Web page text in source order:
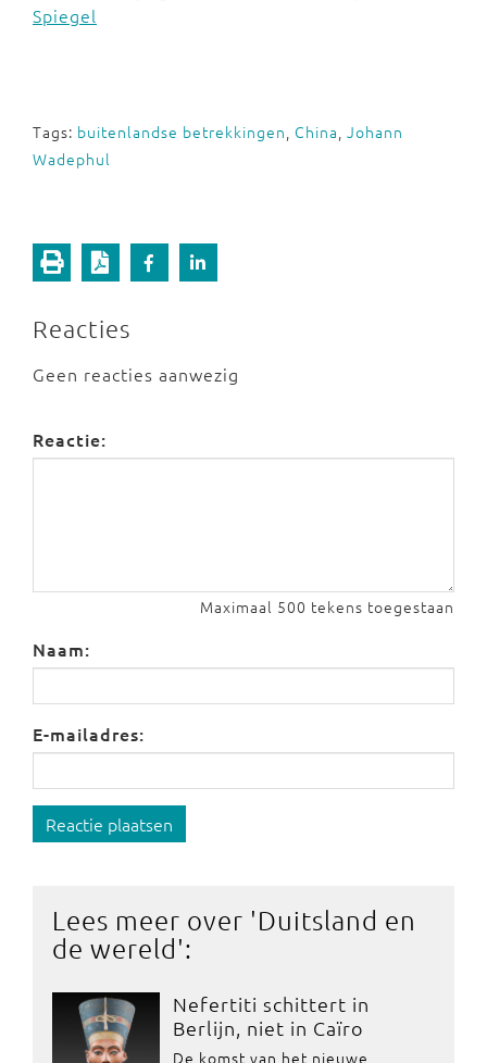
Spiegel
Tags: buitenlandse betrekkingen, China, Johann
Wadephul
Reacties
Geen reacties aanwezig
Reactie:
Maximaal 500 tekens toegestaan
Naam:
E-mailadres:
Reactie plaatsen
Lees meer over 'Duitsland en
de wereld':
Nefertiti schittert in
Berlijn, niet in Caïro
De komst van het nieuwe